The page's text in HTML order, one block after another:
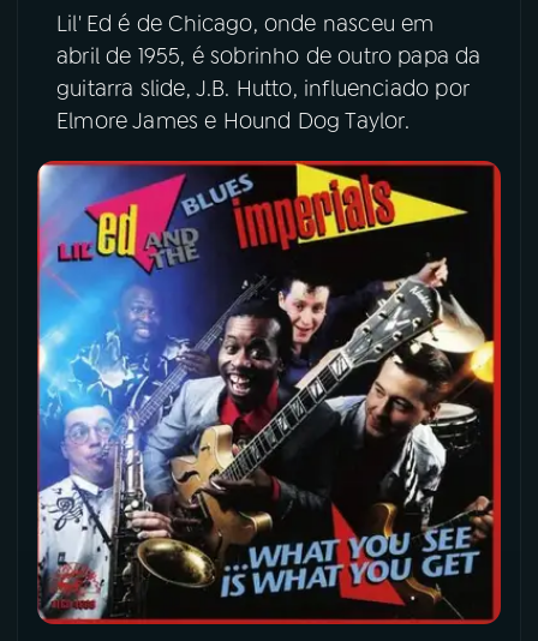
YouTube Facebook
Instagram X
Lil' Ed é de Chicago, onde nasceu em
abril de 1955, é sobrinho de outro papa da
guitarra slide, J.B. Hutto, influenciado por
Elmore James e Hound Dog Taylor.